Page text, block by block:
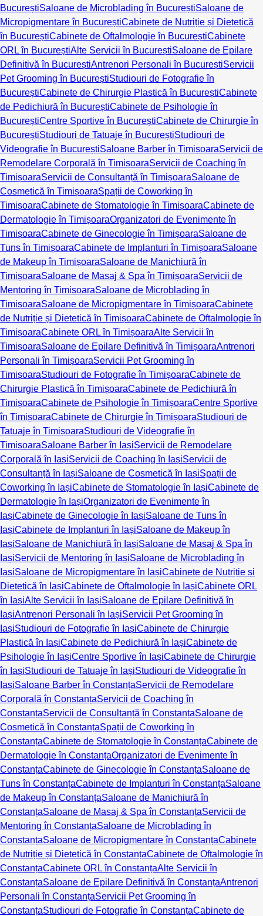
BucureștiSaloane de Microblading în BucureștiSaloane de
Micropigmentare în BucureștiCabinete de Nutriție și Dietetică
în BucureștiCabinete de Oftalmologie în BucureștiCabinete
ORL în BucureștiAlte Servicii în BucureștiSaloane de Epilare
Definitivă în BucureștiAntrenori Personali în BucureștiServicii
Pet Grooming în BucureștiStudiouri de Fotografie în
BucureștiCabinete de Chirurgie Plastică în BucureștiCabinete
de Pedichiură în BucureștiCabinete de Psihologie în
BucureștiCentre Sportive în BucureștiCabinete de Chirurgie în
BucureștiStudiouri de Tatuaje în BucureștiStudiouri de
Videografie în BucureștiSaloane Barber în TimișoaraServicii de
Remodelare Corporală în TimișoaraServicii de Coaching în
TimișoaraServicii de Consultanță în TimișoaraSaloane de
Cosmetică în TimișoaraSpații de Coworking în
TimișoaraCabinete de Stomatologie în TimișoaraCabinete de
Dermatologie în TimișoaraOrganizatori de Evenimente în
TimișoaraCabinete de Ginecologie în TimișoaraSaloane de
Tuns în TimișoaraCabinete de Implanturi în TimișoaraSaloane
de Makeup în TimișoaraSaloane de Manichiură în
TimișoaraSaloane de Masaj & Spa în TimișoaraServicii de
Mentoring în TimișoaraSaloane de Microblading în
TimișoaraSaloane de Micropigmentare în TimișoaraCabinete
de Nutriție și Dietetică în TimișoaraCabinete de Oftalmologie în
TimișoaraCabinete ORL în TimișoaraAlte Servicii în
TimișoaraSaloane de Epilare Definitivă în TimișoaraAntrenori
Personali în TimișoaraServicii Pet Grooming în
TimișoaraStudiouri de Fotografie în TimișoaraCabinete de
Chirurgie Plastică în TimișoaraCabinete de Pedichiură în
TimișoaraCabinete de Psihologie în TimișoaraCentre Sportive
în TimișoaraCabinete de Chirurgie în TimișoaraStudiouri de
Tatuaje în TimișoaraStudiouri de Videografie în
TimișoaraSaloane Barber în IașiServicii de Remodelare
Corporală în IașiServicii de Coaching în IașiServicii de
Consultanță în IașiSaloane de Cosmetică în IașiSpații de
Coworking în IașiCabinete de Stomatologie în IașiCabinete de
Dermatologie în IașiOrganizatori de Evenimente în
IașiCabinete de Ginecologie în IașiSaloane de Tuns în
IașiCabinete de Implanturi în IașiSaloane de Makeup în
IașiSaloane de Manichiură în IașiSaloane de Masaj & Spa în
IașiServicii de Mentoring în IașiSaloane de Microblading în
IașiSaloane de Micropigmentare în IașiCabinete de Nutriție și
Dietetică în IașiCabinete de Oftalmologie în IașiCabinete ORL
în IașiAlte Servicii în IașiSaloane de Epilare Definitivă în
IașiAntrenori Personali în IașiServicii Pet Grooming în
IașiStudiouri de Fotografie în IașiCabinete de Chirurgie
Plastică în IașiCabinete de Pedichiură în IașiCabinete de
Psihologie în IașiCentre Sportive în IașiCabinete de Chirurgie
în IașiStudiouri de Tatuaje în IașiStudiouri de Videografie în
IașiSaloane Barber în ConstanțaServicii de Remodelare
Corporală în ConstanțaServicii de Coaching în
ConstanțaServicii de Consultanță în ConstanțaSaloane de
Cosmetică în ConstanțaSpații de Coworking în
ConstanțaCabinete de Stomatologie în ConstanțaCabinete de
Dermatologie în ConstanțaOrganizatori de Evenimente în
ConstanțaCabinete de Ginecologie în ConstanțaSaloane de
Tuns în ConstanțaCabinete de Implanturi în ConstanțaSaloane
de Makeup în ConstanțaSaloane de Manichiură în
ConstanțaSaloane de Masaj & Spa în ConstanțaServicii de
Mentoring în ConstanțaSaloane de Microblading în
ConstanțaSaloane de Micropigmentare în ConstanțaCabinete
de Nutriție și Dietetică în ConstanțaCabinete de Oftalmologie în
ConstanțaCabinete ORL în ConstanțaAlte Servicii în
ConstanțaSaloane de Epilare Definitivă în ConstanțaAntrenori
Personali în ConstanțaServicii Pet Grooming în
ConstanțaStudiouri de Fotografie în ConstanțaCabinete de